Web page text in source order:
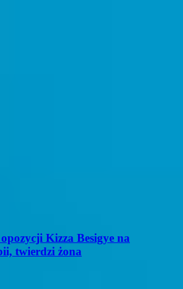
Kizza Besigye na
twierdzi żona